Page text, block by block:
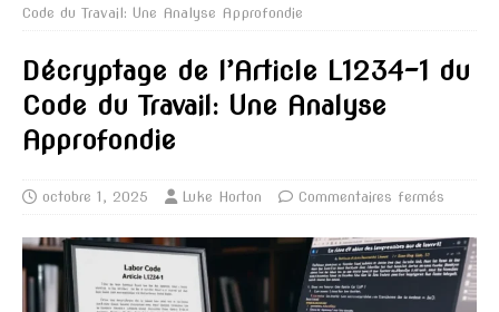
Code du Travail: Une Analyse Approfondie
Décryptage de l’Article L1234-1 du
Code du Travail: Une Analyse
Approfondie
octobre 1, 2025 Luke Horton Commentaires fermés